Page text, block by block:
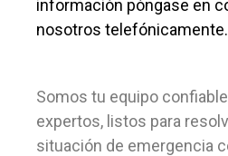
información póngase en
nosotros telefónicamente.
Somos tu equipo
expertos, listos para
situación de emergencia